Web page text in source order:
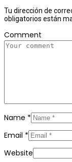
Tu dirección de
obligatorios están
Comment
Name *
Email *
Website